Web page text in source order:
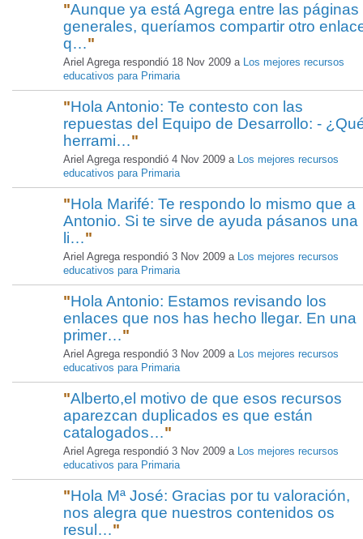
"Aunque ya está Agrega entre las páginas
generales, queríamos compartir otro
q…"
Ariel Agrega respondió 18 Nov 2009 a Los mejores recursos
educativos para Primaria
"Hola Antonio: Te contesto con las
repuestas del Equipo de Desarrollo: -
herrami…"
Ariel Agrega respondió 4 Nov 2009 a Los mejores recursos
educativos para Primaria
"Hola Marifé: Te respondo lo mismo que a
Antonio. Si te sirve de ayuda pásanos una
li…"
Ariel Agrega respondió 3 Nov 2009 a Los mejores recursos
educativos para Primaria
"Hola Antonio: Estamos revisando los
enlaces que nos has hecho llegar. En una
primer…"
Ariel Agrega respondió 3 Nov 2009 a Los mejores recursos
educativos para Primaria
"Alberto,el motivo de que esos recursos
aparezcan duplicados es que están
catalogados…"
Ariel Agrega respondió 3 Nov 2009 a Los mejores recursos
educativos para Primaria
"Hola Mª José: Gracias por tu valoración,
nos alegra que nuestros contenidos os
resul…"